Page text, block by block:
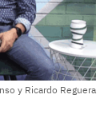
y Ricardo Reguera